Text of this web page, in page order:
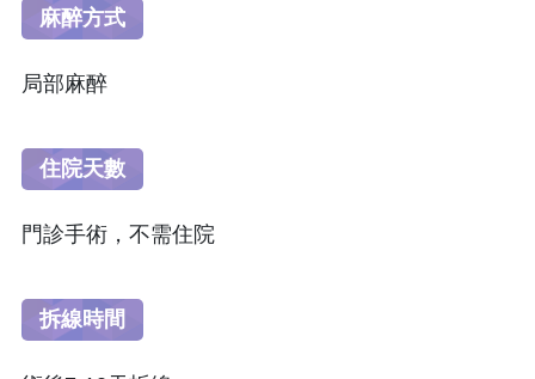
麻醉方式
局部麻醉
住院天數
門診手術，不需住院
拆線時間